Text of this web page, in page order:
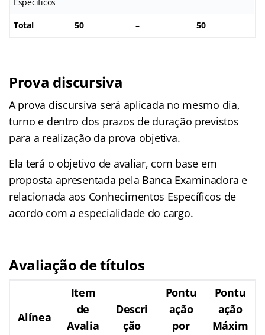
Total 50 – 50
Prova discursiva
A prova discursiva será aplicada no mesmo dia,
turno e dentro dos prazos de duração previstos
para a realização da prova objetiva.
Ela terá o objetivo de avaliar, com base em
proposta apresentada pela Banca Examinadora e
relacionada aos Conhecimentos Específicos de
acordo com a especialidade do cargo.
Avaliação de títulos
Alínea
Item
de
Avalia
Descri
ção
Pontu
ação
por
Pontu
ação
Máxim